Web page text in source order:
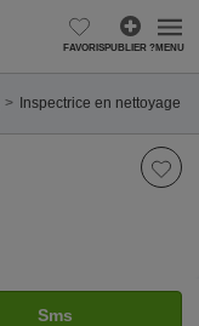
FAVORISPUBLIER ?MENU
Inspectrice en nettoyage
Sms